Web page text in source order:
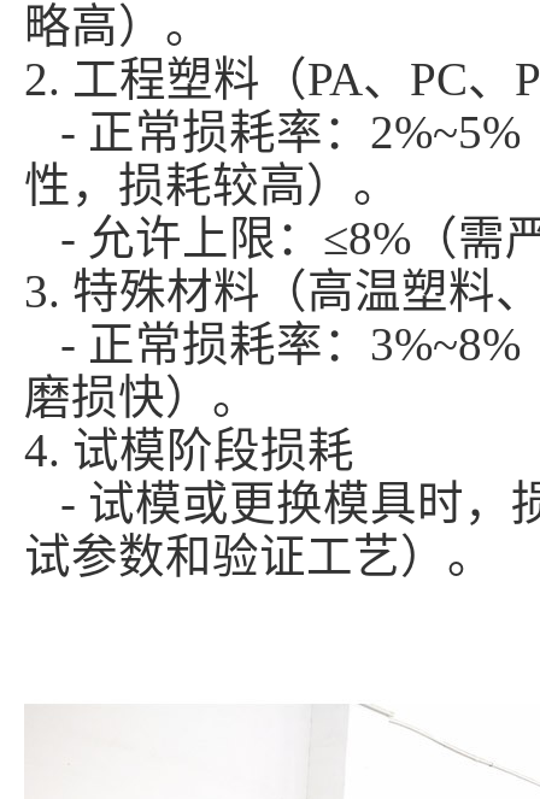
略高）。
2. 工程塑料（PA、PC
- 正常损耗率：
性，损耗较高）。
- 允许上限：≤8%（需
3. 特殊材料（高温塑料
- 正常损耗率：
磨损快）。
4. 试模阶段损耗
- 试模或更换模具时，
试参数和验证工艺）。